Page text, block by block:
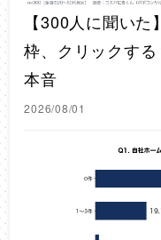
【300人に聞い
枠、クリックす
本音
2026/08/01